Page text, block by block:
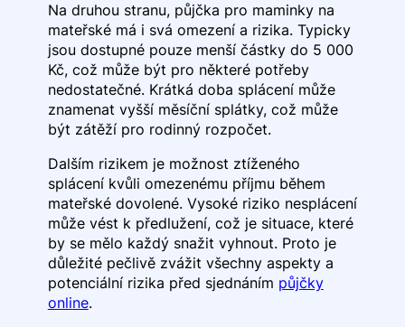
Na druhou stranu, půjčka pro maminky na
mateřské má i svá omezení a rizika. Typicky
jsou dostupné pouze menší částky do 5 000
Kč, což může být pro některé potřeby
nedostatečné. Krátká doba splácení může
znamenat vyšší měsíční splátky, což může
být zátěží pro rodinný rozpočet.
Dalším rizikem je možnost ztíženého
splácení kvůli omezenému příjmu během
mateřské dovolené. Vysoké riziko nesplácení
může vést k předlužení, což je situace, které
by se mělo každý snažit vyhnout. Proto je
důležité pečlivě zvážit všechny aspekty a
potenciální rizika před sjednáním půjčky
online.